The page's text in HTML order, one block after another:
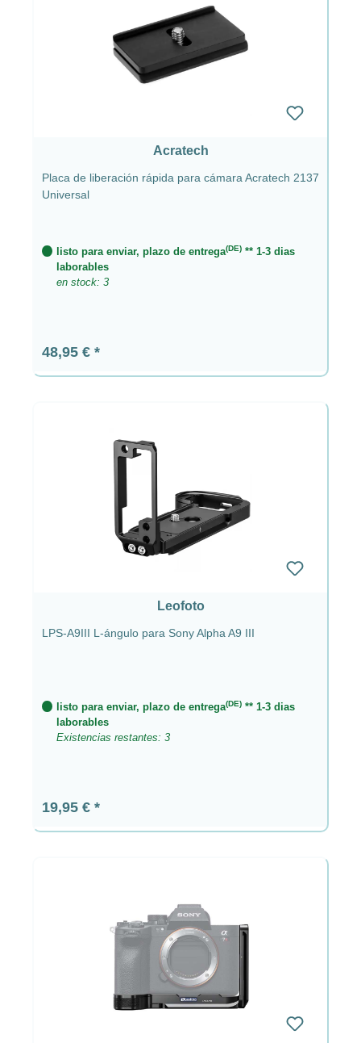
Acratech
Placa de liberación rápida para cámara Acratech 2137
Universal
listo para enviar, plazo de entrega(DE)** 1-3 dias
laborables
en stock: 3
Precio normal:
48,95 €
Leofoto
LPS-A9III L-ángulo para Sony Alpha A9 III
listo para enviar, plazo de entrega(DE)** 1-3 dias
laborables
Existencias restantes: 3
Precio normal:
19,95 €